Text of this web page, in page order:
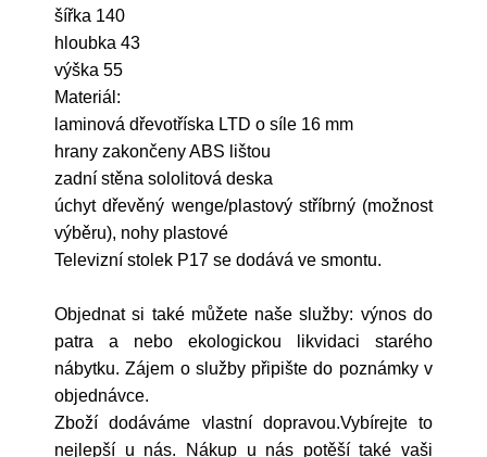
šířka 140
hloubka 43
výška 55
Materiál:
laminová dřevotříska LTD o síle 16 mm
hrany zakončeny ABS lištou
zadní stěna sololitová deska
úchyt dřevěný wenge/plastový stříbrný (možnost
výběru), nohy plastové
Televizní stolek P17 se dodává ve smontu.
Objednat si také můžete naše služby: výnos do
patra a nebo ekologickou likvidaci starého
nábytku. Zájem o služby připište do poznámky v
objednávce.
Zboží dodáváme vlastní dopravou.Vybírejte to
nejlepší u nás. Nákup u nás potěší také vaši